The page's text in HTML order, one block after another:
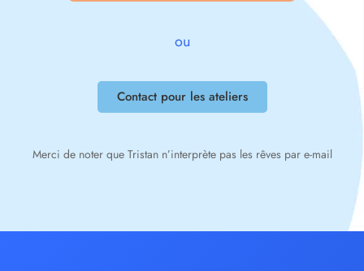
ou
Contact pour les ateliers
Merci de noter que Tristan n’interprète pas les rêves par e-mail